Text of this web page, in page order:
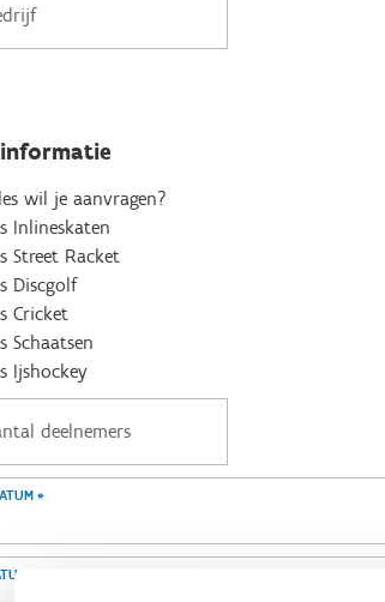
wil je aanvragen?
Inlineskaten
Street Racket
Discgolf
Cricket
Schaatsen
Ijshockey
*